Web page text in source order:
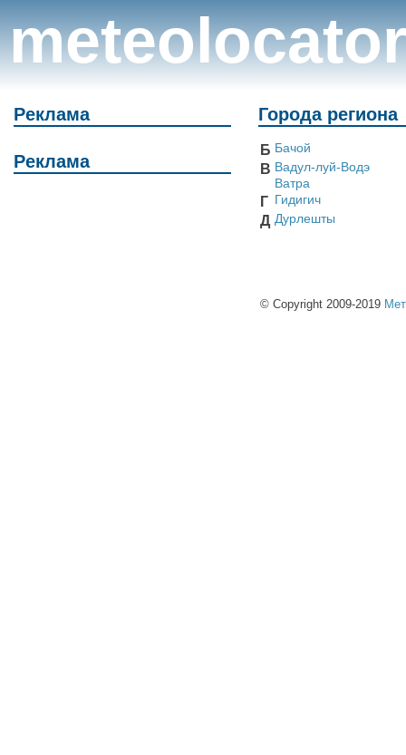
meteolocator
Реклама
Реклама
Города региона
Б Бачой
В Вадул-луй-Водэ
Ватра
Г Гидигич
Д Дурлешты
© Copyright 2009-2019